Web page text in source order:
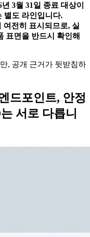
년 3월 31일 종료 대상이
별도 라인입니다.
여전히 표시되므로, 실
표면을 반드시 확인해
, 공개 근거가 뒷받침하
드포인트, 안정
서로 다릅니